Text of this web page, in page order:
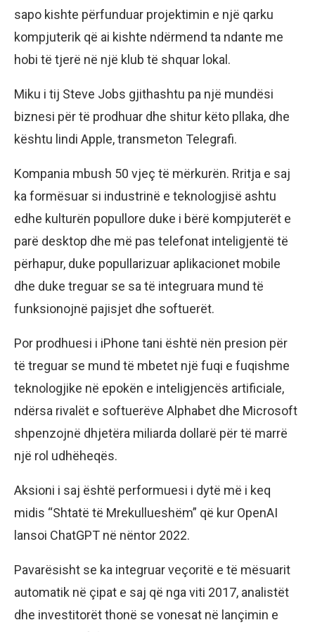
sapo kishte përfunduar projektimin e një qarku
kompjuterik që ai kishte ndërmend ta ndante me
hobi të tjerë në një klub të shquar lokal.
Miku i tij Steve Jobs gjithashtu pa një mundësi
biznesi për të prodhuar dhe shitur këto pllaka, dhe
kështu lindi Apple, transmeton Telegrafi.
Kompania mbush 50 vjeç të mërkurën. Rritja e saj
ka formësuar si industrinë e teknologjisë ashtu
edhe kulturën popullore duke i bërë kompjuterët e
parë desktop dhe më pas telefonat inteligjentë të
përhapur, duke popullarizuar aplikacionet mobile
dhe duke treguar se sa të integruara mund të
funksionojnë pajisjet dhe softuerët.
Por prodhuesi i iPhone tani është nën presion për
të treguar se mund të mbetet një fuqi e fuqishme
teknologjike në epokën e inteligjencës artificiale,
ndërsa rivalët e softuerëve Alphabet dhe Microsoft
shpenzojnë dhjetëra miliarda dollarë për të marrë
një rol udhëheqës.
Aksioni i saj është performuesi i dytë më i keq
midis “Shtatë të Mrekullueshëm” që kur OpenAI
lansoi ChatGPT në nëntor 2022.
Pavarësisht se ka integruar veçoritë e të mësuarit
automatik në çipat e saj që nga viti 2017, analistët
dhe investitorët thonë se vonesat në lançimin e